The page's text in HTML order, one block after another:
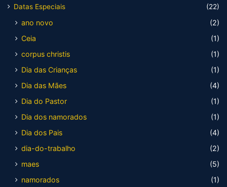
Datas Especiais
(22)
ano novo
(2)
Ceia
(1)
corpus christis
(1)
Dia das Crianças
(1)
Dia das Mães
(4)
Dia do Pastor
(1)
Dia dos namorados
(1)
Dia dos Pais
(4)
dia-do-trabalho
(2)
maes
(5)
namorados
(1)